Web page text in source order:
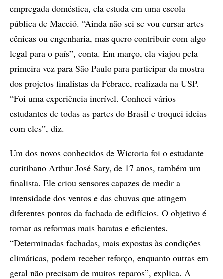
empregada doméstica, ela estuda em uma escola
pública de Maceió. “Ainda não sei se vou cursar artes
cênicas ou engenharia, mas quero contribuir com algo
legal para o país”, conta. Em março, ela viajou pela
primeira vez para São Paulo para participar da mostra
dos projetos finalistas da Febrace, realizada na USP.
“Foi uma experiência incrível. Conheci vários
estudantes de todas as partes do Brasil e troquei ideias
com eles”, diz.
Um dos novos conhecidos de Wictoria foi o estudante
curitibano Arthur José Sary, de 17 anos, também um
finalista. Ele criou sensores capazes de medir a
intensidade dos ventos e das chuvas que atingem
diferentes pontos da fachada de edifícios. O objetivo é
tornar as reformas mais baratas e eficientes.
“Determinadas fachadas, mais expostas às condições
climáticas, podem receber reforço, enquanto outras em
geral não precisam de muitos reparos”, explica. A